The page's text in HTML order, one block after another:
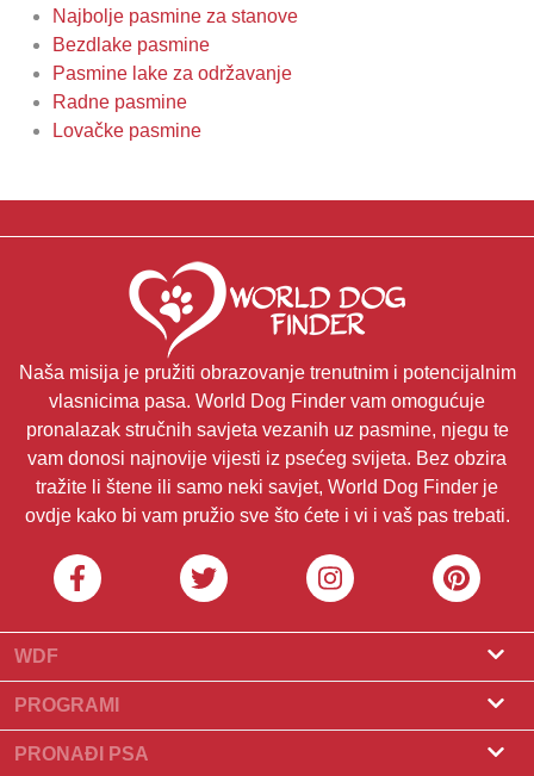
Najbolje pasmine za stanove
Bezdlake pasmine
Pasmine lake za održavanje
Radne pasmine
Lovačke pasmine
Naša misija je pružiti obrazovanje trenutnim i potencijalnim
vlasnicima pasa. World Dog Finder vam omogućuje
pronalazak stručnih savjeta vezanih uz pasmine, njegu te
vam donosi najnovije vijesti iz psećeg svijeta. Bez obzira
tražite li štene ili samo neki savjet, World Dog Finder je
ovdje kako bi vam pružio sve što ćete i vi i vaš pas trebati.
WDF
O nama
Što je World Dog Finder
PROGRAMI
Program za uzgajivače
PRONAĐI PSA